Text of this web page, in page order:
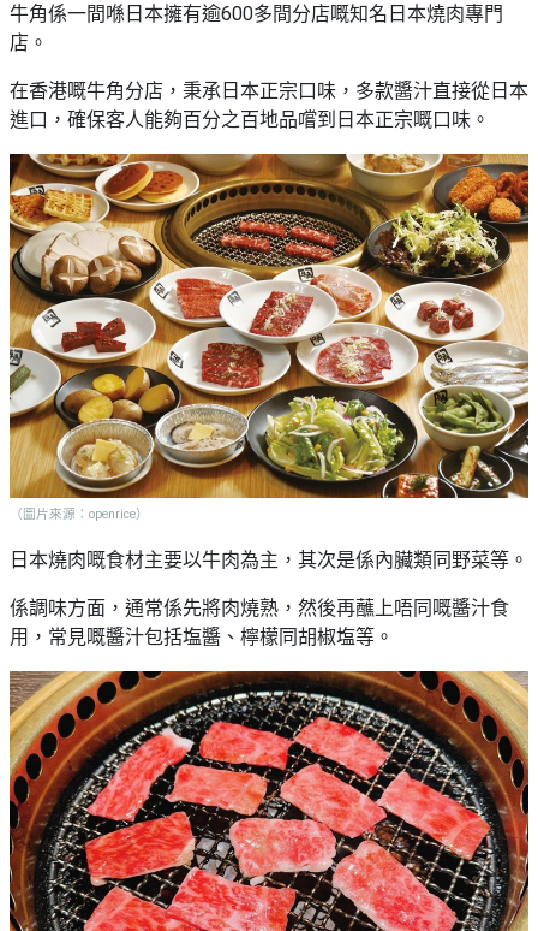
牛角係一間喺日本擁有逾600多間分店嘅知名日本燒肉專門
店。
在香港嘅牛角分店，秉承日本正宗口味，多款醬汁直接從日本
進口，確保客人能夠百分之百地品嚐到日本正宗嘅口味。
（圖片來源：openrice）
日本燒肉嘅食材主要以牛肉為主，其次是係內臟類同野菜等。
係調味方面，通常係先將肉燒熟，然後再蘸上唔同嘅醬汁食
用，常見嘅醬汁包括塩醬、檸檬同胡椒塩等。